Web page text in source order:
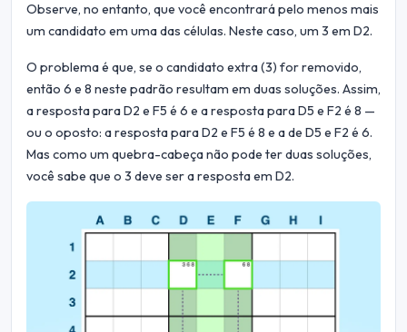
Observe, no entanto, que você encontrará pelo menos mais
um candidato em uma das células. Neste caso, um 3 em D2.
O problema é que, se o candidato extra (3) for removido,
então 6 e 8 neste padrão resultam em duas soluções. Assim,
a resposta para D2 e F5 é 6 e a resposta para D5 e F2 é 8 —
ou o oposto: a resposta para D2 e F5 é 8 e a de D5 e F2 é 6.
Mas como um quebra-cabeça não pode ter duas soluções,
você sabe que o 3 deve ser a resposta em D2.